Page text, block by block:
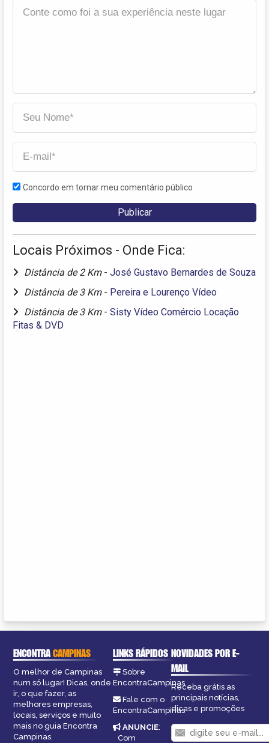
Concordo em tornar meu comentário público
Locais Próximos - Onde Fica:
Distância de 2 Km - José Gustavo Bernardes de Souza
Distância de 3 Km - Pereira e Lourenço Vídeo
Distância de 3 Km - Sisty Vídeo Comércio Locação
Fitas & DVD
ENCONTRACAMPINAS
O melhor de Campinas
num só lugar! Dicas, onde
ir, o que fazer, as
melhores empresas,
locais, serviços e muito
mais no guia Encontra
Campinas.
LINKS RÁPIDOS
Sobre
EncontraCampinas
Fale com o
EncontraCampinas
ANUNCIE:
Com
NOVIDADES POR E-
MAIL
Receba grátis as
principais notícias,
dicas e promoções